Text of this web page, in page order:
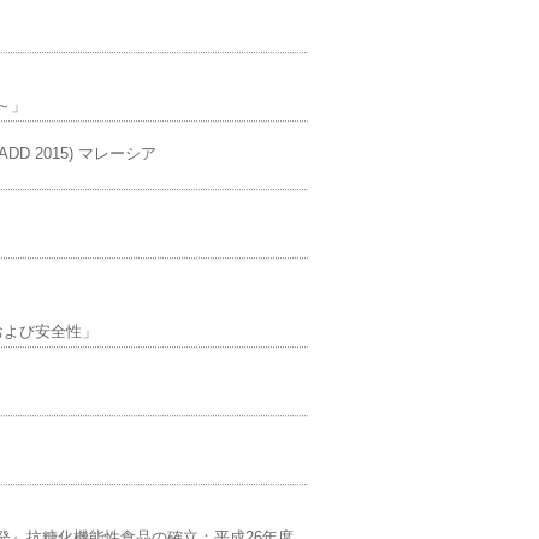
2015) マレーシア
び安全性」